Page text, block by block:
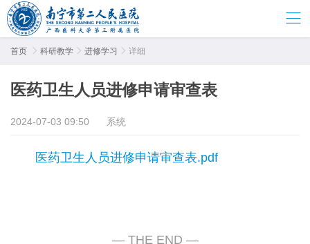
首页  科研教学  进修学习  详细
医药卫生人员进修申请审查表
2024-07-03 09:50 系统
医药卫生人员进修申请审查表.pdf